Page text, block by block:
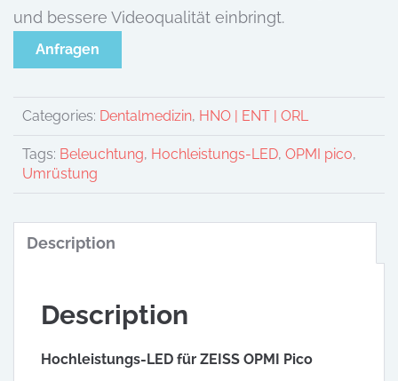
und bessere Videoqualität einbringt.
Anfragen
Categories: Dentalmedizin, HNO | ENT | ORL
Tags: Beleuchtung, Hochleistungs-LED, OPMI pico,
Umrüstung
Description
Description
Hochleistungs-LED für ZEISS OPMI Pico